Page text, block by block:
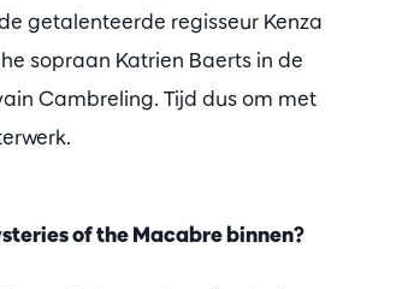
getalenteerde regisseur Kenza
sopraan Katrien Baerts in de
Cambreling. Tijd dus om met
of the Macabre binnen?